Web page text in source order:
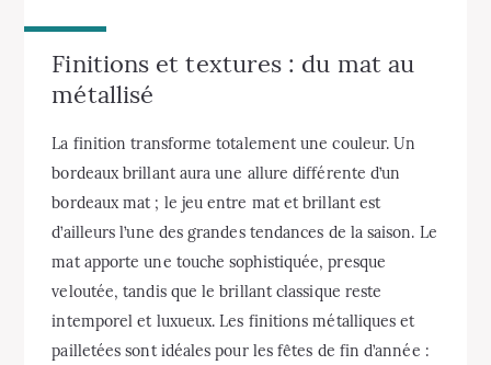
Finitions et textures : du mat au
métallisé
La finition transforme totalement une couleur. Un
bordeaux brillant aura une allure différente d’un
bordeaux mat ; le jeu entre mat et brillant est
d’ailleurs l’une des grandes tendances de la saison. Le
mat apporte une touche sophistiquée, presque
veloutée, tandis que le brillant classique reste
intemporel et luxueux. Les finitions métalliques et
pailletées sont idéales pour les fêtes de fin d’année :